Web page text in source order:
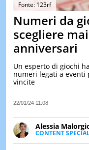
Fonte: 123rf
Numeri da
scegliere
anniversari
Un esperto di giochi
numeri legati a
vincite
22/01/24 11:08
Alessia
CONTENT
Ha conseguito